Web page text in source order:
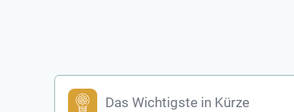
Das Wichtigste in Kürze